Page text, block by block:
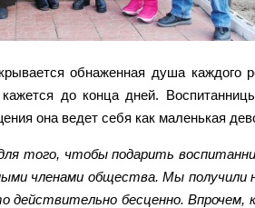
обнаженная душа
до конца дней.
она ведет себя как маленькая
того, чтобы подарить
членами общества. Мы получили
действительно бесценно.